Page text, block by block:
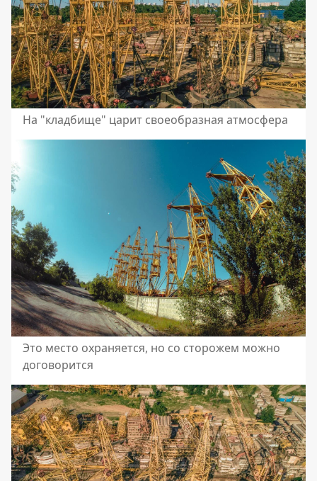
На "кладбище" царит своеобразная атмосфера
Это место охраняется, но со сторожем можно
договорится